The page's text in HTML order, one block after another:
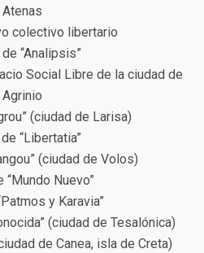
Atenas
colectivo libertario
“Analipsis”
Social Libre de la ciudad de
Agrinio
(ciudad de Larisa)
“Libertatia”
(ciudad de Volos)
“Mundo Nuevo”
y Karavia”
(ciudad de Tesalónica)
de Canea, isla de Creta)